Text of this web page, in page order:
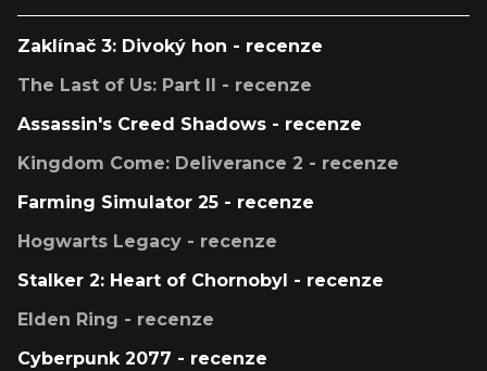
Zaklínač 3: Divoký hon - recenze
The Last of Us: Part II - recenze
Assassin's Creed Shadows - recenze
Kingdom Come: Deliverance 2 - recenze
Farming Simulator 25 - recenze
Hogwarts Legacy - recenze
Stalker 2: Heart of Chornobyl - recenze
Elden Ring - recenze
Cyberpunk 2077 - recenze